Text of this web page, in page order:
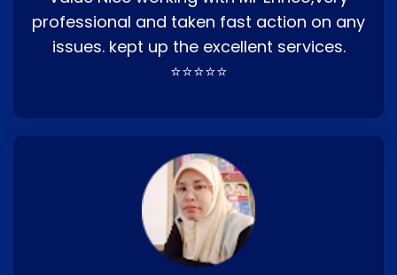
professional and taken fast action on any
issues. kept up the excellent services.
⭐⭐⭐⭐⭐